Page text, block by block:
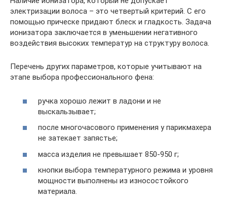
электризации волоса – это четвертый критерий. С его
помощью прическе придают блеск и гладкость. Задача
ионизатора заключается в уменьшении негативного
воздействия высоких температур на структуру волоса.
Перечень других параметров, которые учитывают на
этапе выбора профессионального фена:
ручка хорошо лежит в ладони и не
выскальзывает;
после многочасового применения у парикмахера
не затекает запястье;
масса изделия не превышает 850-950 г;
кнопки выбора температурного режима и уровня
мощности выполнены из износостойкого
материала.